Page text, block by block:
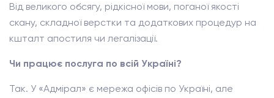
Від великого обсягу, рідкісної мови, поганої якості
скану, складної верстки та додаткових процедур на
кшталт апостиля чи легалізації.
Чи працює послуга по всій Україні?
Так. У «Адмірал» є мережа офісів по Україні, але